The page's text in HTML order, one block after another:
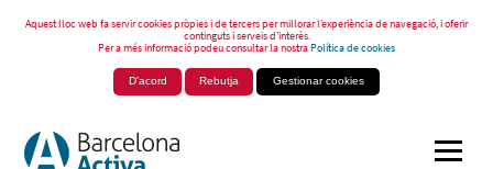
Aquest lloc web fa servir cookies pròpies i de tercers per millorar l’experiència de navegació, i oferir
continguts i serveis d’interès.
Per a més informació podeu consultar la nostraPolítica de cookies
D'acord Rebutja Gestionar cookies